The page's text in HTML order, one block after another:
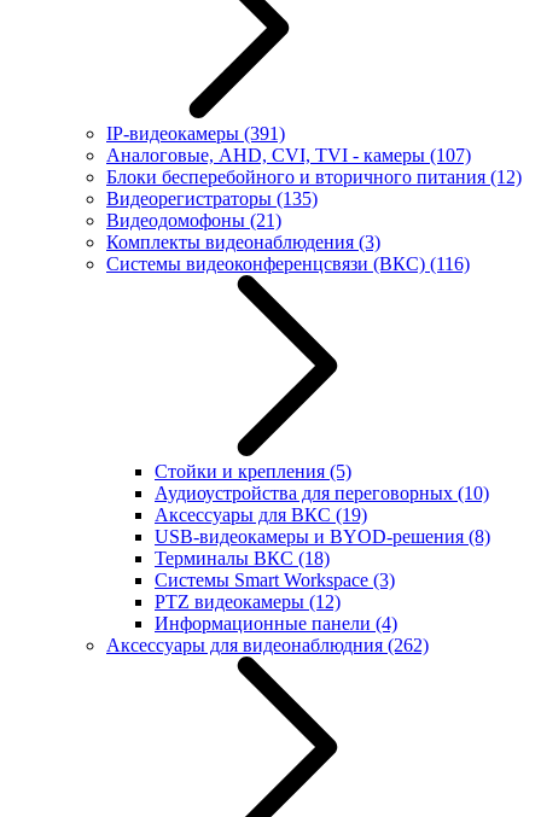
IP-видеокамеры (391)
Аналоговые, AHD, CVI, TVI - камеры (107)
Блоки бесперебойного и вторичного питания (12)
Видеорегистраторы (135)
Видеодомофоны (21)
Комплекты видеонаблюдения (3)
Системы видеоконференцсвязи (ВКС) (116)
Стойки и крепления (5)
Аудиоустройства для переговорных (10)
Аксессуары для ВКС (19)
USB-видеокамеры и BYOD-решения (8)
Терминалы ВКС (18)
Системы Smart Workspace (3)
PTZ видеокамеры (12)
Информационные панели (4)
Аксессуары для видеонаблюдния (262)